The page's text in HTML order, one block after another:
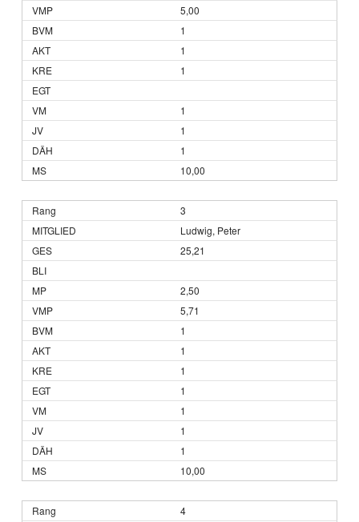
5,00
1
1
1
1
1
1
10,00
3
Ludwig, Peter
25,21
2,50
5,71
1
1
1
1
1
1
1
10,00
4